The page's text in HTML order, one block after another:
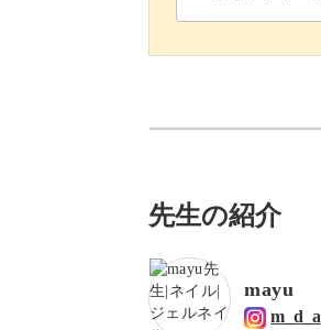
先生の紹介
mayu
m_d_a